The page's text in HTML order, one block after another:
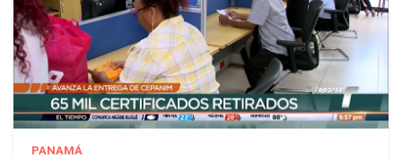
PANAMÁ